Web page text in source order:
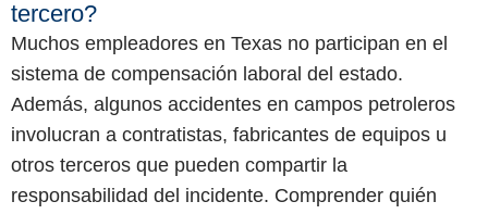
tercero?
Muchos empleadores en Texas no participan en el
sistema de compensación laboral del estado.
Además, algunos accidentes en campos petroleros
involucran a contratistas, fabricantes de equipos u
otros terceros que pueden compartir la
responsabilidad del incidente. Comprender quién